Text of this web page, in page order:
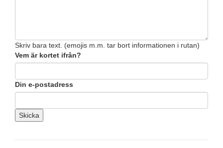
Skriv bara text. (emojis m.m. tar bort informationen i rutan)
Vem är kortet ifrån?
Din e-postadress
Skicka